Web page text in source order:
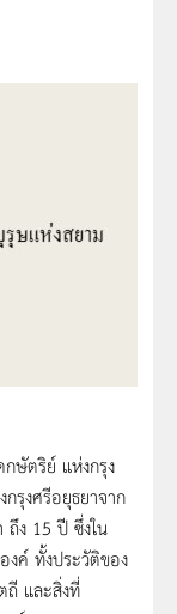
ษัตริย์ แห่งกรุง
รุงศรีอยุธยาจาก
ง 15 ปี ซึ่งใน
งค์ ทั้งประวัติของ
ถี และสิ่งที่